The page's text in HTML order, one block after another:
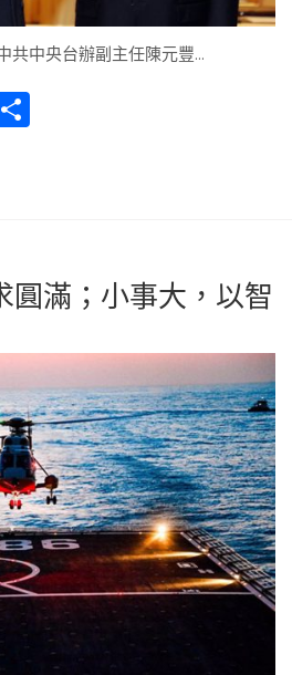
共中央台辦副主任陳元豐…
圓滿；小事大，以智